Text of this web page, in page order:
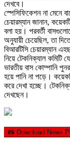
দেখবে।
স্পেসিফিকেশন না মেনে
চেয়ারম্যান জানান,
বলা হয়। পরবর্তী
অনুযায়ী চেয়েছিল, তা
বিআরটিসি চেয়ারম্যান
নিয়ে টেকনিক্যাল কমিটি
ভারতীয় বাস কোম্পানি
হয়ে পানি না পড়ে।
করে দেখা হচ্ছে।
দেখছেন।
📸 Download News